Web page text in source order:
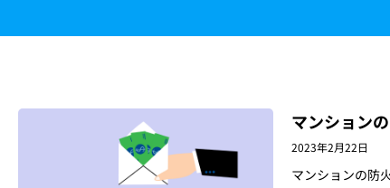
マンション
2023年2月22日
マンションの防